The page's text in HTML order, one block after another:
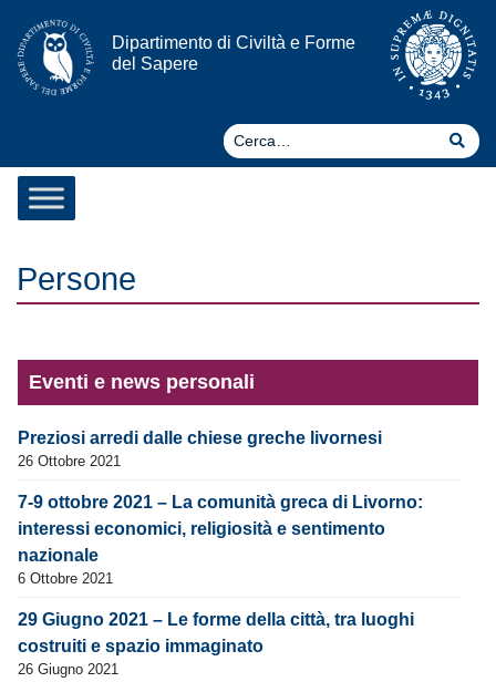
Vai al contenuto
Dipartimento di Civiltà e Forme
del Sapere
Persone
Eventi e news personali
Preziosi arredi dalle chiese greche livornesi
26 Ottobre 2021
7-9 ottobre 2021 – La comunità greca di Livorno:
interessi economici, religiosità e sentimento
nazionale
6 Ottobre 2021
29 Giugno 2021 – Le forme della città, tra luoghi
costruiti e spazio immaginato
26 Giugno 2021